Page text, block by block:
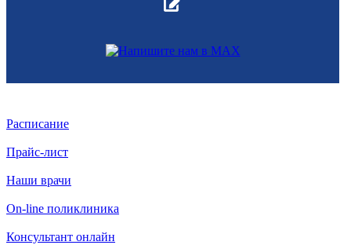
Расписание
Прайс-лист
Наши врачи
On-line поликлиника
Консультант онлайн